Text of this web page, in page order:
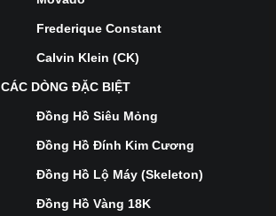
Frederique Constant
Calvin Klein (CK)
CÁC DÒNG ĐẶC BIỆT
Đồng Hồ Siêu Mỏng
Đồng Hồ Đính Kim Cương
Đồng Hồ Lộ Máy (Skeleton)
Đồng Hồ Vàng 18K